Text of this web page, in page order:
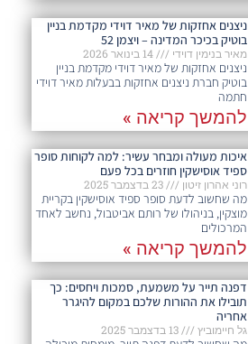
ניצנים אחזקות של מאיר דוידי מקדמת בניין
בוטיק בכיכר המדינה – ויצמן 52
מאיר בנימין דוידי
ניצנים אחזקות של מאיר דוידי מקדמת בניין
בוטיק חברת ניצנים אחזקות בבעלות מאיר דוידי
חתמה
להמשך קריאה »
איכות מעולה ומבחר עשיר: למה לקוחות סופר
ספיד אוסישקין חוזרים בכל פעם​
רוני אהרון זיטון
מה שחשוב לדעת סופר ספיד אוסישקין בקריית
מוצקין, בניהולו של רותם אביטבול, נחשב לאחד
המרכולים
להמשך קריאה »
דפנה תייר על משמעת, סמכות ויחסים: כך
תובילו את ההורות שלכם במקום להיגרר
אחריה
גל חיימוביץ